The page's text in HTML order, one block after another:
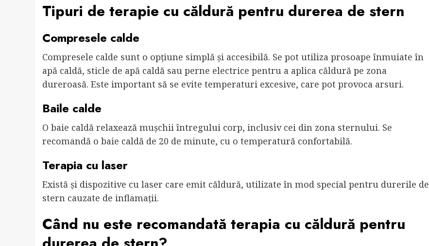
Tipuri de terapie cu căldură pentru durerea de stern
Compresele calde
Compresele calde sunt o opțiune simplă și accesibilă. Se pot utiliza prosoape înmuiate în
apă caldă, sticle de apă caldă sau perne electrice pentru a aplica căldură pe zona
dureroasă. Este important să se evite temperaturi excesive, care pot provoca arsuri.
Baile calde
O baie caldă relaxează mușchii întregului corp, inclusiv cei din zona sternului. Se
recomandă o baie caldă de 20 de minute, cu o temperatură confortabilă.
Terapia cu laser
Există și dispozitive cu laser care emit căldură, utilizate în mod special pentru durerile de
stern cauzate de inflamații.
Când nu este recomandată terapia cu căldură pentru